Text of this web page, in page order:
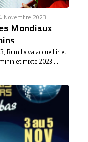
Novembre 2023
Mondiaux
Rumilly va accueillir et
et mixte 2023....